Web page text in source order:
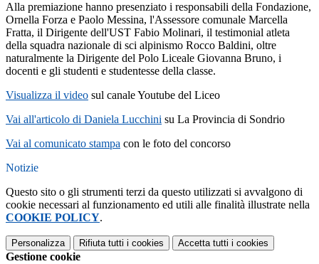
Alla premiazione hanno presenziato i responsabili della Fondazione,
Ornella Forza e Paolo Messina, l'Assessore comunale Marcella
Fratta, il Dirigente dell'UST Fabio Molinari, il testimonial atleta
della squadra nazionale di sci alpinismo Rocco Baldini, oltre
naturalmente la Dirigente del Polo Liceale Giovanna Bruno, i
docenti e gli studenti e studentesse della classe.
Visualizza il video sul canale Youtube del Liceo
Vai all'articolo di Daniela Lucchini su La Provincia di Sondrio
Vai al comunicato stampa con le foto del concorso
Notizie
Questo sito o gli strumenti terzi da questo utilizzati si avvalgono di
cookie necessari al funzionamento ed utili alle finalità illustrate nella
COOKIE POLICY.
Personalizza Rifiuta tutti i cookies Accetta tutti i cookies
Gestione cookie